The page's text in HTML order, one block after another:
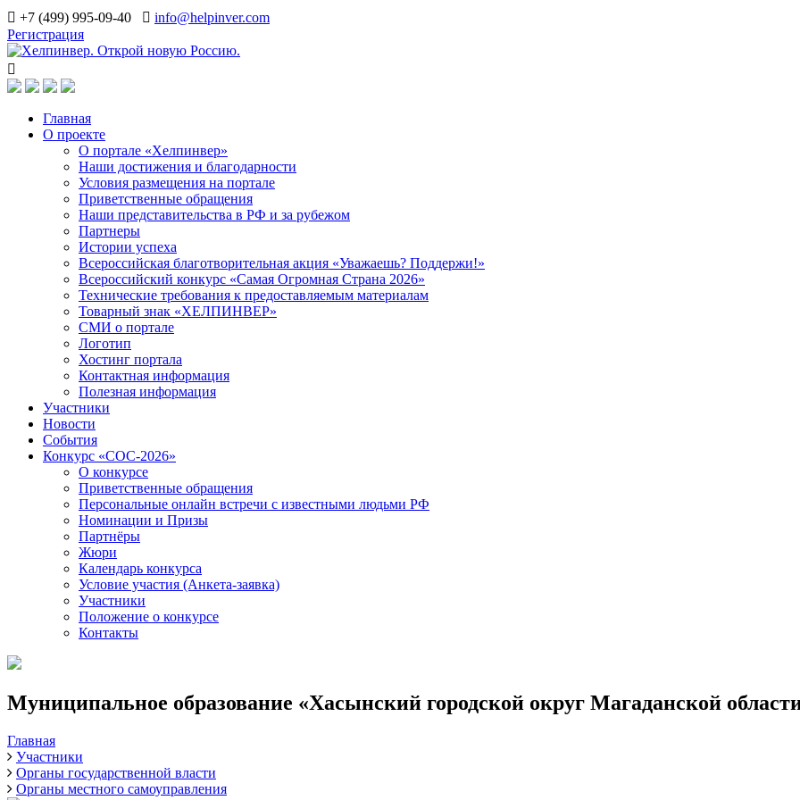
+7 (499) 995-09-40
info@helpinver.com
Регистрация
Главная
О проекте
О портале «Хелпинвер»
Наши достижения и благодарности
Условия размещения на портале
Приветственные обращения
Наши представительства в РФ и за рубежом
Партнеры
Истории успеха
Всероссийская благотворительная акция «Уважаешь? Поддержи!»
Всероссийский конкурс «Самая Огромная Страна 2026»
Технические требования к предоставляемым материалам
Товарный знак «ХЕЛПИНВЕР»
СМИ о портале
Логотип
Хостинг портала
Контактная информация
Полезная информация
Участники
Новости
События
Конкурс «СОС-2026»
О конкурсе
Приветственные обращения
Персональные онлайн встречи с известными людьми РФ
Номинации и Призы
Партнёры
Жюри
Календарь конкурса
Условие участия (Анкета-заявка)
Участники
Положение о конкурсе
Контакты
Муниципальное образование «Хасынский городской округ Магаданской
Главная
Участники
Органы государственной власти
Органы местного самоуправления